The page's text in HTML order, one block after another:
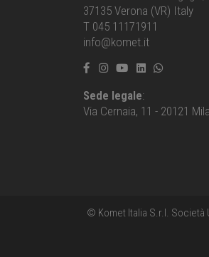
37135 Verona (VR) Italy
T 045 11171911
info@komet.it
Sede legale:
Via Cernaia, 11 - 20121
© Komet Italia S.r.l. Società